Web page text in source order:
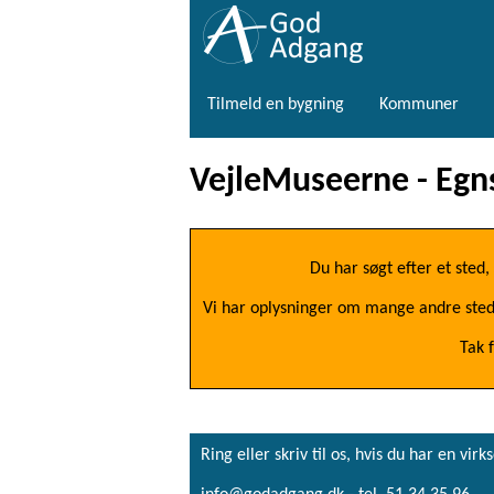
Tilmeld en bygning Kommuner
VejleMuseerne -
Du har søgt efter et
Vi har oplysninger om mange andre
Tak
Ring eller skriv til os, hvis du har en